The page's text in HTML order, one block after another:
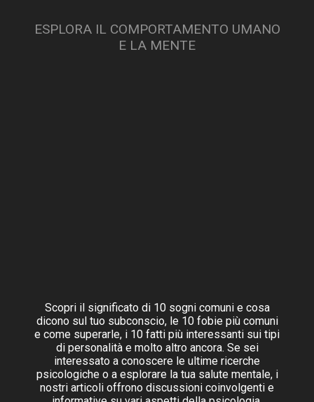
ESPLORA IL COMPORTAMENTO UMANO
E LA MENTE
Scopri il significato di 10 sogni comuni e cosa
dicono sul tuo subconscio, le 10 fobie più comuni
e come superarle, i 10 fatti più interessanti sui tipi
di personalità e molto altro ancora. Se sei
interessato a conoscere le ultime ricerche
psicologiche o a esplorare la tua salute mentale, i
nostri articoli offrono discussioni coinvolgenti e